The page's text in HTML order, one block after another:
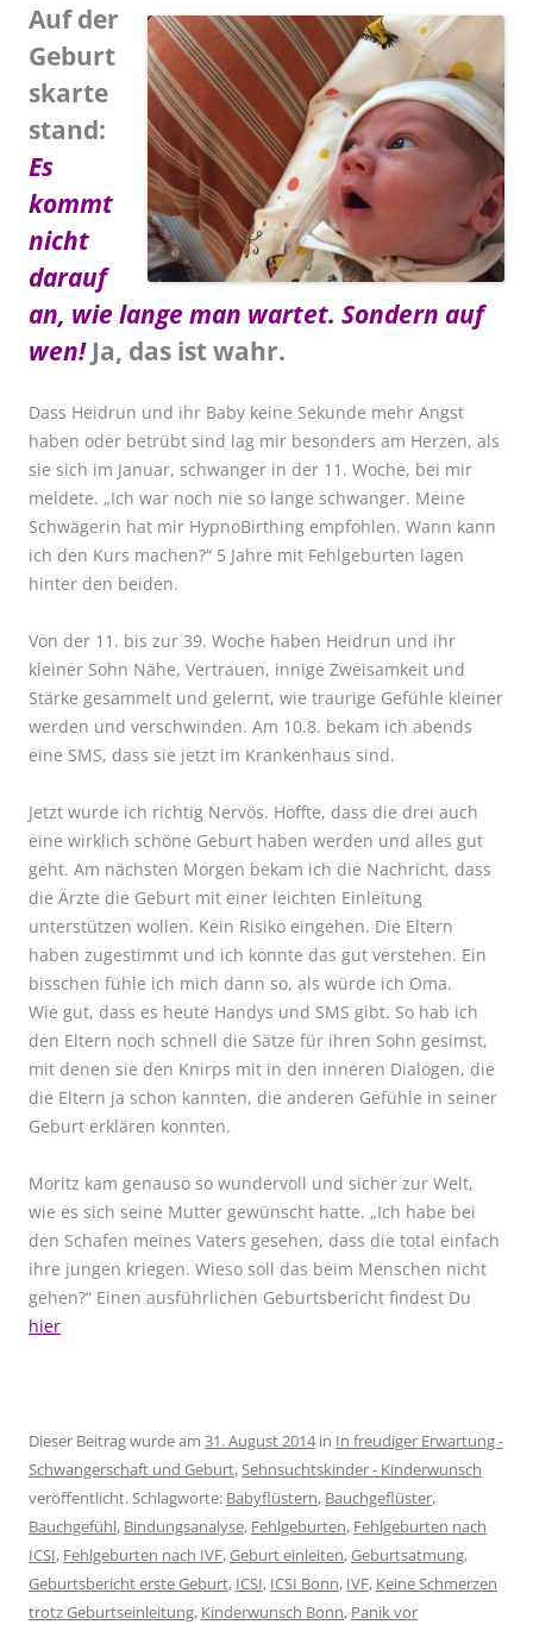
Auf der
Geburt
skarte
stand:
Es
kommt
nicht
darauf
an, wie lange man wartet. Sondern auf
wen!Ja, das ist wahr.
Dass Heidrun und ihr Baby keine Sekunde mehr Angst
haben oder betrübt sind lag mir besonders am Herzen, als
sie sich im Januar, schwanger in der 11. Woche, bei mir
meldete. „Ich war noch nie so lange schwanger. Meine
Schwägerin hat mir HypnoBirthing empfohlen. Wann kann
ich den Kurs machen?“ 5 Jahre mit Fehlgeburten lagen
hinter den beiden.
Von der 11. bis zur 39. Woche haben Heidrun und ihr
kleiner Sohn Nähe, Vertrauen, innige Zweisamkeit und
Stärke gesammelt und gelernt, wie traurige Gefühle kleiner
werden und verschwinden. Am 10.8. bekam ich abends
eine SMS, dass sie jetzt im Krankenhaus sind.
Jetzt wurde ich richtig Nervös. Hoffte, dass die drei auch
eine wirklich schöne Geburt haben werden und alles gut
geht. Am nächsten Morgen bekam ich die Nachricht, dass
die Ärzte die Geburt mit einer leichten Einleitung
unterstützen wollen. Kein Risiko eingehen. Die Eltern
haben zugestimmt und ich konnte das gut verstehen. Ein
bisschen fühle ich mich dann so, als würde ich Oma.
Wie gut, dass es heute Handys und SMS gibt. So hab ich
den Eltern noch schnell die Sätze für ihren Sohn gesimst,
mit denen sie den Knirps mit in den inneren Dialogen, die
die Eltern ja schon kannten, die anderen Gefühle in seiner
Geburt erklären konnten.
Moritz kam genauso so wundervoll und sicher zur Welt,
wie es sich seine Mutter gewünscht hatte. „Ich habe bei
den Schafen meines Vaters gesehen, dass die total einfach
ihre jungen kriegen. Wieso soll das beim Menschen nicht
gehen?“ Einen ausführlichen Geburtsbericht findest Du
hier
Dieser Beitrag wurde am 31. August 2014in In freudiger Erwartung -
Schwangerschaft und Geburt,Sehnsuchtskinder - Kinderwunsch
veröffentlicht. Schlagworte: Babyflüstern, Bauchgeflüster,
Bauchgefühl, Bindungsanalyse, Fehlgeburten, Fehlgeburten nach
ICSI, Fehlgeburten nach IVF,Geburt einleiten,Geburtsatmung,
Geburtsbericht erste Geburt, ICSI, ICSI Bonn, IVF, Keine Schmerzen
trotz Geburtseinleitung, Kinderwunsch Bonn, Panik vor